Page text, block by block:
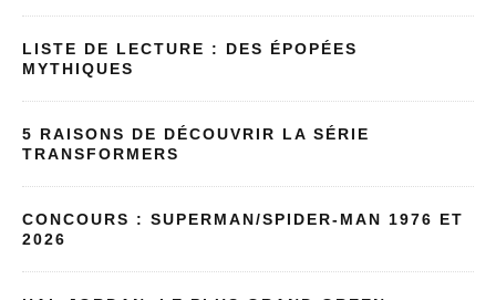
LISTE DE LECTURE : DES ÉPOPÉES
MYTHIQUES
5 RAISONS DE DÉCOUVRIR LA SÉRIE
TRANSFORMERS
CONCOURS : SUPERMAN/SPIDER-MAN 1976 ET
2026